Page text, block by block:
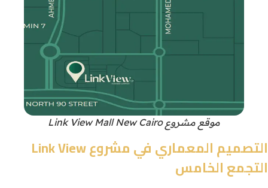
موقع مشروع Link View Mall New Cairo
التصميم المعماري في مشروع Link View
التجمع الخامس